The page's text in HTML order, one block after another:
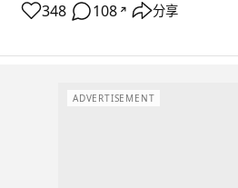
348 108 ↗ 分享
ADVERTISEMENT